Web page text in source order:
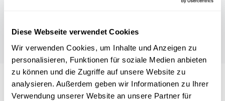
Diese Webseite verwendet Cookies
Wir verwenden Cookies, um Inhalte und Anzeigen zu
personalisieren, Funktionen für soziale Medien anbieten
zu können und die Zugriffe auf unsere Website zu
analysieren. Außerdem geben wir Informationen zu Ihrer
Verwendung unserer Website an unsere Partner für
Auch interessant